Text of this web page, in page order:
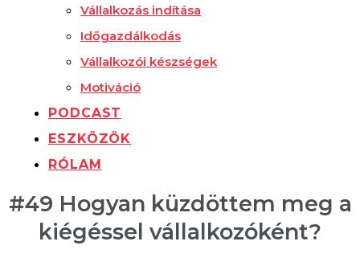
Vállalkozás indítása
Időgazdálkodás
Vállalkozói készségek
Motiváció
PODCAST
ESZKÖZÖK
RÓLAM
#49 Hogyan küzdöttem meg a
kiégéssel vállalkozóként?